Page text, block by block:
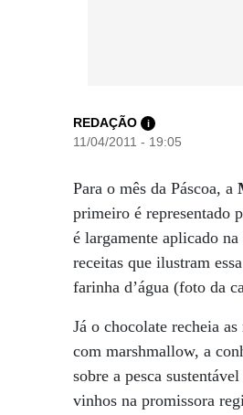
REDAÇÃO i
11/04/2011 - 19:05
Para o mês da Páscoa, a
primeiro é representado
é largamente aplicado
receitas que ilustram
farinha d’água (foto da
Já o chocolate recheia
com marshmallow, a
sobre a pesca
vinhos na promissora